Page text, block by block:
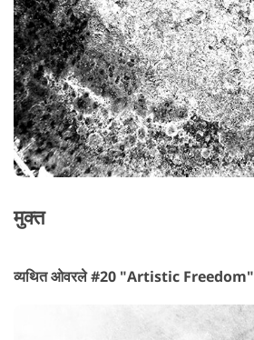
मुक्त
व्यथित ओवरले #20 "Artistic Freedom"